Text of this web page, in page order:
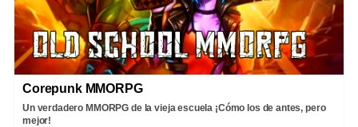
Corepunk MMORPG
Un verdadero MMORPG de la vieja escuela ¡Cómo los de antes, pero
mejor!